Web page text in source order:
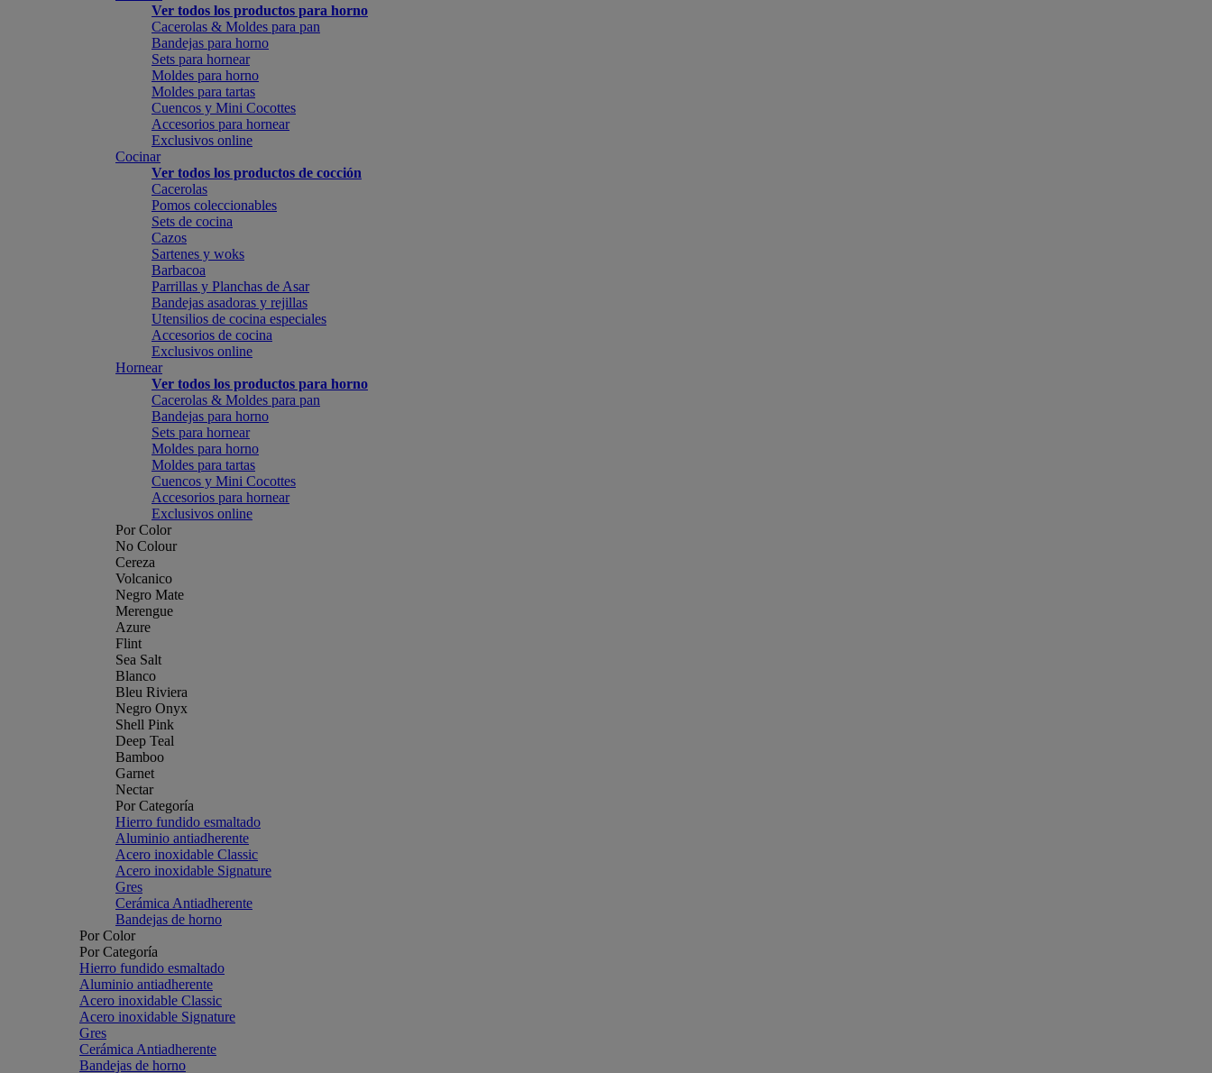
Ver todos los productos para horno
Cacerolas & Moldes para pan
Bandejas para horno
Sets para hornear
Moldes para horno
Moldes para tartas
Cuencos y Mini Cocottes
Accesorios para hornear
Exclusivos online
Cocinar
Ver todos los productos de cocción
Cacerolas
Pomos coleccionables
Sets de cocina
Cazos
Sartenes y woks
Barbacoa
Parrillas y Planchas de Asar
Bandejas asadoras y rejillas
Utensilios de cocina especiales
Accesorios de cocina
Exclusivos online
Hornear
Ver todos los productos para horno
Cacerolas & Moldes para pan
Bandejas para horno
Sets para hornear
Moldes para horno
Moldes para tartas
Cuencos y Mini Cocottes
Accesorios para hornear
Exclusivos online
Por Color
No Colour
Cereza
Volcanico
Negro Mate
Merengue
Azure
Flint
Sea Salt
Blanco
Bleu Riviera
Negro Onyx
Shell Pink
Deep Teal
Bamboo
Garnet
Nectar
Por Categoría
Hierro fundido esmaltado
Aluminio antiadherente
Acero inoxidable Classic
Acero inoxidable Signature
Gres
Cerámica Antiadherente
Bandejas de horno
Por Color
Por Categoría
Hierro fundido esmaltado
Aluminio antiadherente
Acero inoxidable Classic
Acero inoxidable Signature
Gres
Cerámica Antiadherente
Bandejas de horno